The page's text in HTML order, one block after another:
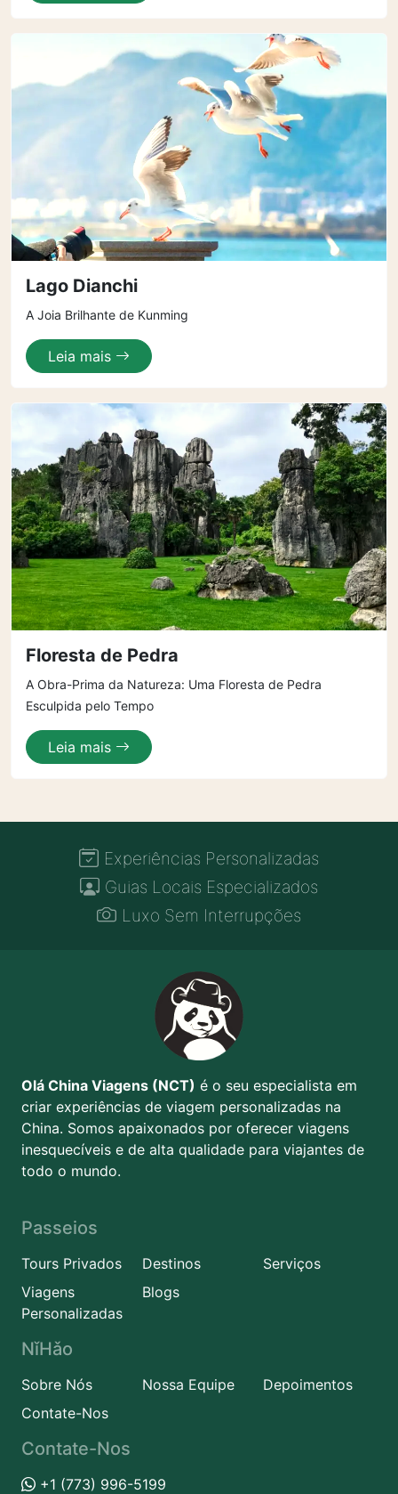
Lago Dianchi
A Joia Brilhante de Kunming
Leia mais
Floresta de Pedra
A Obra-Prima da Natureza: Uma Floresta de Pedra
Esculpida pelo Tempo
Leia mais
Experiências Personalizadas
Guias Locais Especializados
Luxo Sem Interrupções
Olá China Viagens (NCT) é o seu especialista em
criar experiências de viagem personalizadas na
China. Somos apaixonados por oferecer viagens
inesquecíveis e de alta qualidade para viajantes de
todo o mundo.
Passeios
Tours Privados Destinos
Serviços
Viagens
Personalizadas
Blogs
NǐHǎo
Sobre Nós Nossa Equipe
Depoimentos
Contate-Nos
Contate-Nos
+1 (773) 996-5199